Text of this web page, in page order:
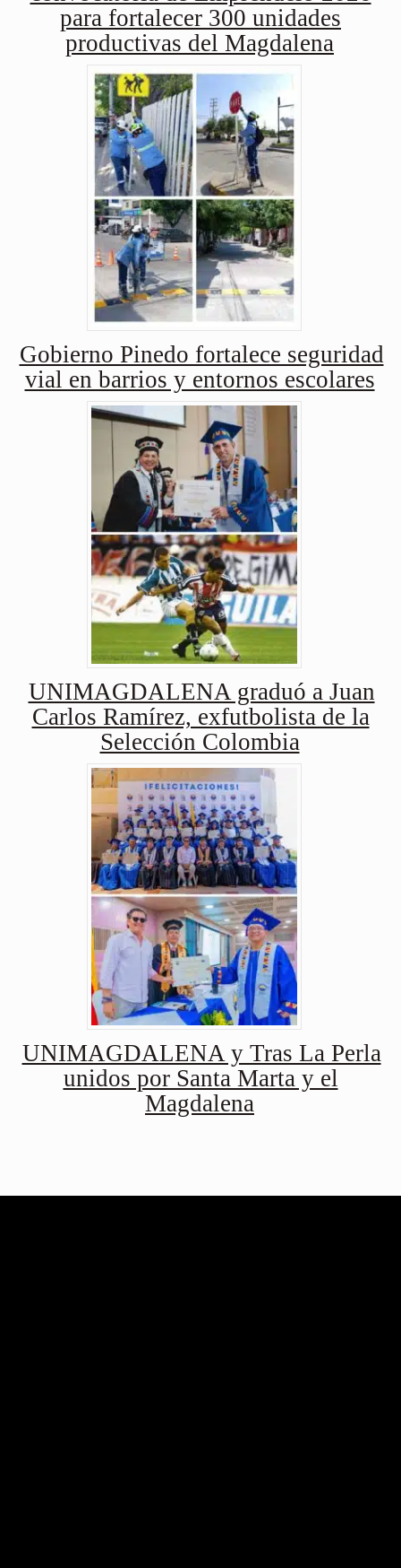
para fortalecer 300 unidades
productivas del Magdalena
Gobierno Pinedo fortalece seguridad
vial en barrios y entornos escolares
UNIMAGDALENA graduó a Juan
Carlos Ramírez, exfutbolista de la
Selección Colombia
UNIMAGDALENA y Tras La Perla
unidos por Santa Marta y el
Magdalena